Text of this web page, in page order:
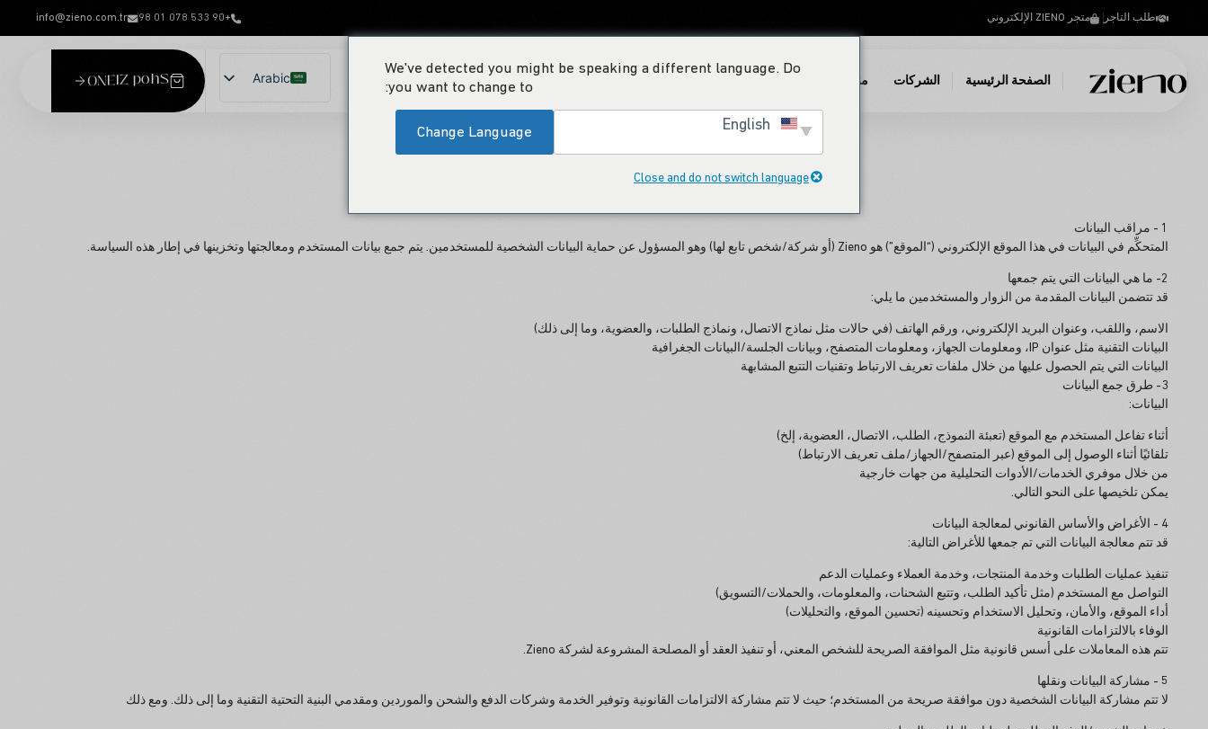
طلب التاجر متجر ZIENO الإلكتروني +90 533 078 01 98
info@zieno.com.tr
الصفحة الرئيسية الشركات منتجاتنا الكتالوج الإلكتروني
Arabic
S
h
o
p
Z
I
E
N
O سياسة الخصوصية
1 - مراقب البيانات
المتحكِّم في البيانات في هذا الموقع الإلكتروني (“الموقع”) هو Zieno (أو شركة/شخص تابع لها) وهو المسؤول عن حماية البيانات الشخصية للمستخدمين. يتم جمع بيانات المستخدم ومعالجتها وتخزينها في إطار هذه السياسة.
2- ما هي البيانات التي يتم جمعها
قد تتضمن البيانات المقدمة من الزوار والمستخدمين ما يلي:
الاسم، واللقب، وعنوان البريد الإلكتروني، ورقم الهاتف (في حالات مثل نماذج الاتصال، ونماذج الطلبات، والعضوية، وما إلى ذلك)
البيانات التقنية مثل عنوان IP، ومعلومات الجهاز، ومعلومات المتصفح، وبيانات الجلسة/البيانات الجغرافية
البيانات التي يتم الحصول عليها من خلال ملفات تعريف الارتباط وتقنيات التتبع المشابهة
3- طرق جمع البيانات
البيانات:
أثناء تفاعل المستخدم مع الموقع (تعبئة النموذج، الطلب، الاتصال، العضوية، إلخ)
تلقائيًا أثناء الوصول إلى الموقع (عبر المتصفح/الجهاز/ملف تعريف الارتباط)
من خلال موفري الخدمات/الأدوات التحليلية من جهات خارجية
يمكن تلخيصها على النحو التالي.
4 - الأغراض والأساس القانوني لمعالجة البيانات
قد تتم معالجة البيانات التي تم جمعها للأغراض التالية:
تنفيذ عمليات الطلبات وخدمة المنتجات، وخدمة العملاء وعمليات الدعم
التواصل مع المستخدم (مثل تأكيد الطلب، وتتبع الشحنات، والمعلومات، والحملات/التسويق)
أداء الموقع، والأمان، وتحليل الاستخدام وتحسينه (تحسين الموقع، والتحليلات)
الوفاء بالالتزامات القانونية
تتم هذه المعاملات على أسس قانونية مثل الموافقة الصريحة للشخص المعني، أو تنفيذ العقد أو المصلحة المشروعة لشركة Zieno.
5 - مشاركة البيانات ونقلها
لا تتم مشاركة البيانات الشخصية دون موافقة صريحة من المستخدم؛ حيث لا تتم مشاركة الالتزامات القانونية وتوفير الخدمة وشركات الدفع والشحن والموردين ومقدمي البنية التحتية التقنية وما إلى ذلك. ومع ذلك
We've detected you might be speaking a different language. Do
you want to change to:
Change Language
Close and do not switch language